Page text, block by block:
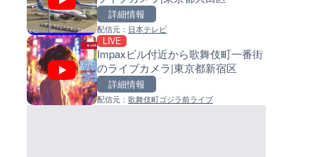
詳細情報
配信元： 日本テレビ
LIVE
Impaxビル付近から歌舞伎町一番街
のライブカメラ|東京都新宿区
詳細情報
配信元： 歌舞伎町ゴジラ前ライブ
水晶浜海水浴場のライブカメ
井県美浜町
配信元：美浜町
小浦川水門付近から小浦海水
ライブカメラ|和歌山県日高町
配信元：日高町役場